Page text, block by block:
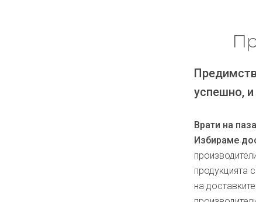
успешно, и
Врати на
Избираме
продукцията
на